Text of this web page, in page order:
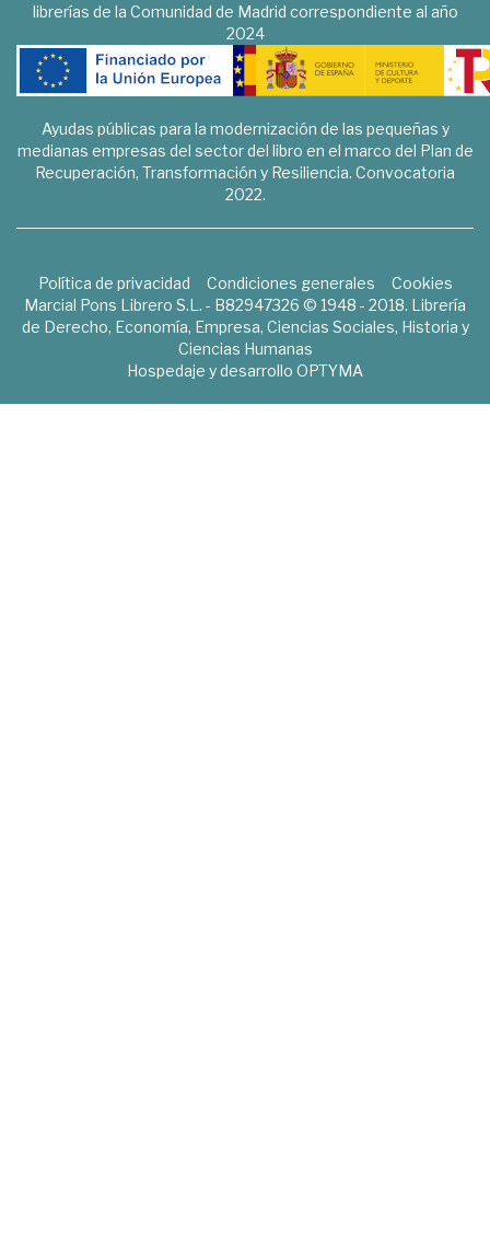
librerías de la Comunidad de Madrid correspondiente al año
2024
Ayudas públicas para la modernización de las pequeñas y
medianas empresas del sector del libro en el marco del Plan de
Recuperación, Transformación y Resiliencia. Convocatoria
2022.
Política de privacidad Condiciones generales
Cookies
Marcial Pons Librero S.L. - B82947326 © 1948 - 2018. Librería
de Derecho, Economía, Empresa, Ciencias Sociales, Historia y
Ciencias Humanas
Hospedaje y desarrollo OPTYMA